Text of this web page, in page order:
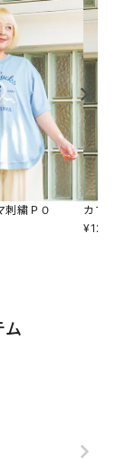
刺繍ＰＯ
カマク
¥
ム